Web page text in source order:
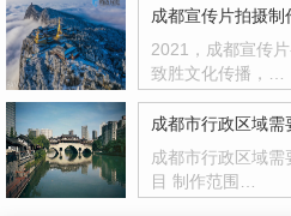
成都宣传片拍摄制
2021，成都宣传
致胜文化传播，…
成都市行政区域
目 制作范围…